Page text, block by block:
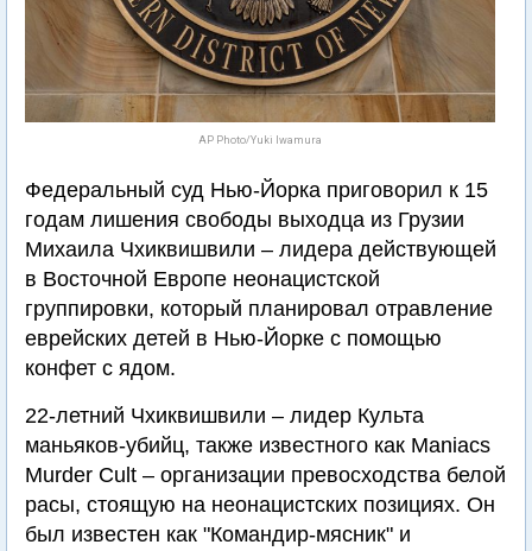
AP Photo/Yuki Iwamura
Федеральный суд Нью-Йорка приговорил к 15
годам лишения свободы выходца из Грузии
Михаила Чхиквишвили – лидера действующей
в Восточной Европе неонацистской
группировки, который планировал отравление
еврейских детей в Нью-Йорке с помощью
конфет с ядом.
22-летний Чхиквишвили – лидер Культа
маньяков-убийц, также известного как Maniacs
Murder Cult – организации превосходства белой
расы, стоящую на неонацистских позициях. Он
был известен как "Командир-мясник" и